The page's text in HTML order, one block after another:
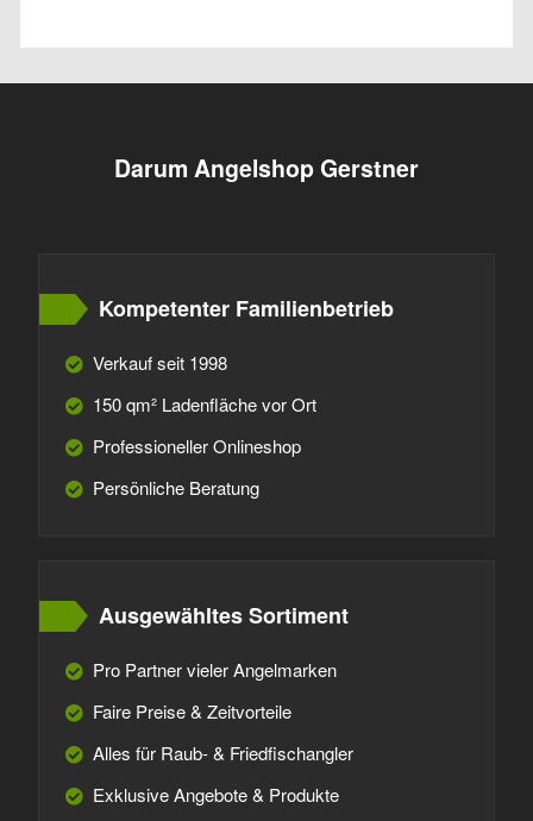
Darum Angelshop Gerstner
Kompetenter Familienbetrieb
Verkauf seit 1998
150 qm² Ladenfläche vor Ort
Professioneller Onlineshop
Persönliche Beratung
Ausgewähltes Sortiment
Pro Partner vieler Angelmarken
Faire Preise & Zeitvorteile
Alles für Raub- & Friedfischangler
Exklusive Angebote & Produkte